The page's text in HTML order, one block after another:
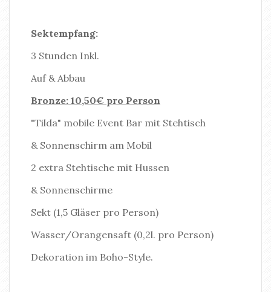
Sektempfang:
3 Stunden Inkl.
Auf & Abbau
Bronze: 10,50€ pro Person
"Tilda" mobile Event Bar mit Stehtisch
& Sonnenschirm am Mobil
2 extra Stehtische mit Hussen
& Sonnenschirme
Sekt (1,5 Gläser pro Person)
Wasser/Orangensaft (0,2l. pro Person)
Dekoration im Boho-Style.